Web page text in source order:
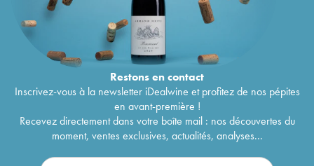
Restons encontact
Inscrivez-vous à la newsletter iDealwine et profitez de nos pépites
en avant-première !
Recevez directement dans votre boîte mail : nos découvertes du
moment, ventes exclusives, actualités, analyses...